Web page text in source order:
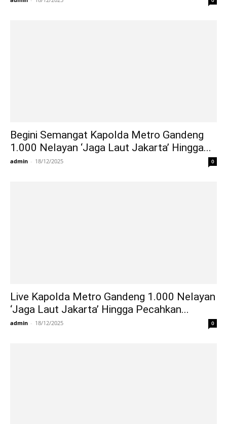
Begini Semangat Kapolda Metro Gandeng
1.000 Nelayan ‘Jaga Laut Jakarta’ Hingga...
admin - 18/12/2025 0
Live Kapolda Metro Gandeng 1.000 Nelayan
‘Jaga Laut Jakarta’ Hingga Pecahkan...
admin - 18/12/2025 0